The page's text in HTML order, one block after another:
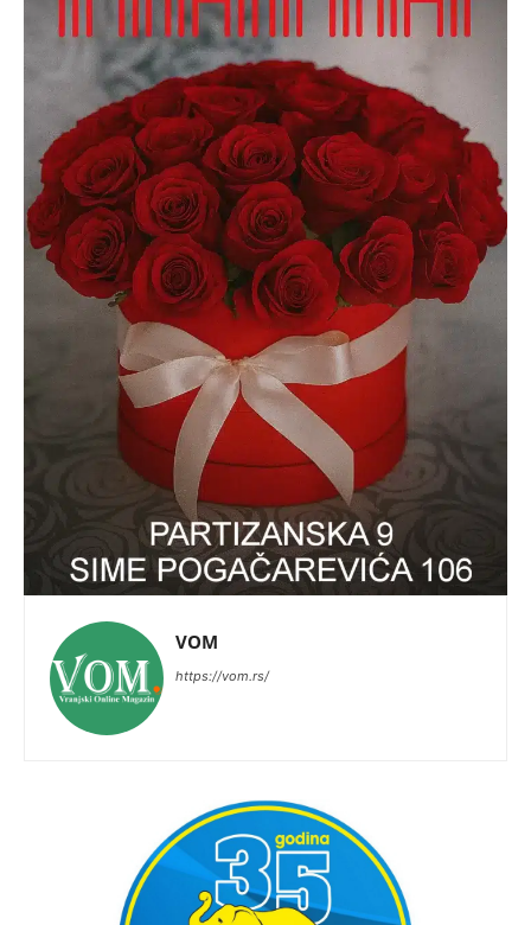
VOM
https://vom.rs/